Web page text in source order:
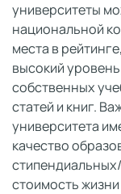
университеты
национальной
места в
высокий
собственных
статей и книг.
университета
качество
стоимость